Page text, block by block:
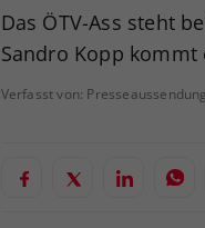
Das ÖTV-Ass steht
Sandro Kopp kommt
Verfasst von: